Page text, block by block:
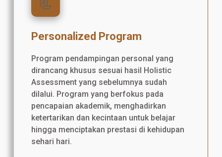
Personalized Program
Program pendampingan personal yang
dirancang khusus sesuai hasil Holistic
Assessment yang sebelumnya sudah
dilalui. Program yang berfokus pada
pencapaian akademik, menghadirkan
ketertarikan dan kecintaan untuk belajar
hingga menciptakan prestasi di kehidupan
sehari hari.